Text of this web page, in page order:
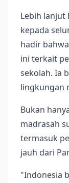
Lebih lanjut
kepada
hadir
ini terkait
sekolah. Ia
lingkungan
Bukan
madrasah
termasuk
jauh dari
"Indonesia